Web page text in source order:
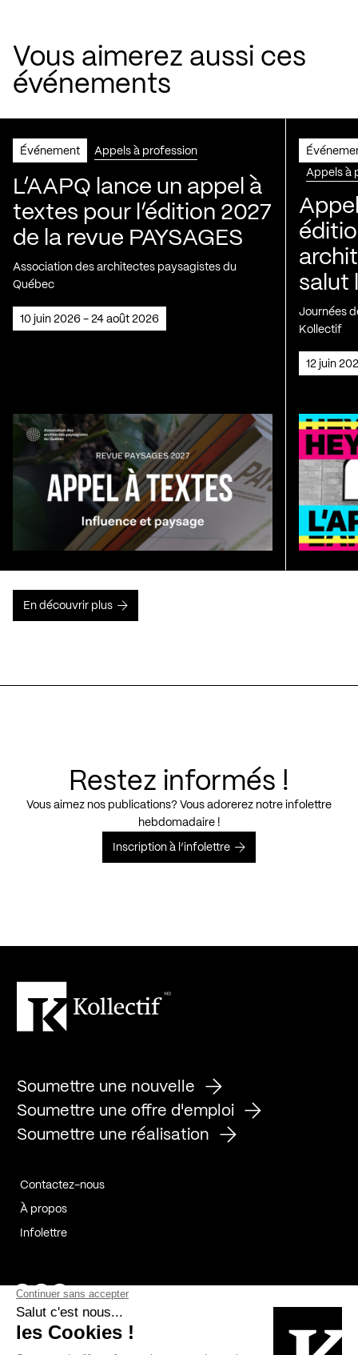
Vous aimerez aussi ces
événements
Événement Appels à profession
L’AAPQ lance un appel à
textes pour l’édition 2027
de la revue PAYSAGES
Association des architectes paysagistes du
Québec
10 juin 2026 - 24 août 2026
Appels à
salut
Journées
Kollectif
12 juin
En découvrir plus
Restez informés !
Vous aimez nos publications? Vous adorerez notre infolettre
hebdomadaire !
Inscription à l’infolettre
Soumettre une nouvelle
Soumettre une offre d'emploi
Soumettre une réalisation
Contactez-nous
À propos
Infolettre
Page Facebook de Kollectif
Page Instagram de Kollectif
Page Linkedin de Kollectif